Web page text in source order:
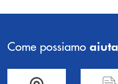
Come possiamo
Accedi all' elenco completo delle
Hai